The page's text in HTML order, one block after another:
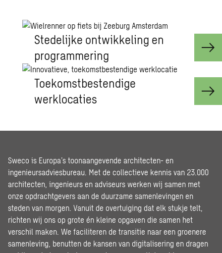
Stedelijke ontwikkeling en
programmering
Toekomstbestendige
werklocaties
Sweco is Europa’s toonaangevende architecten- en
ingenieursadviesbureau. Met de collectieve kennis van 23.000
architecten, ingenieurs en adviseurs werken wij samen met
onze opdrachtgevers aan de duurzame samenlevingen en
steden van morgen. Vanuit de overtuiging dat elk stukje telt,
richten wij ons op grote én kleine opgaven die samen het
verschil maken. We faciliteren de transitie naar een groenere
samenleving, benutten de kansen van digitalisering en dragen